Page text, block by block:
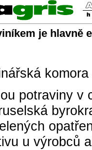
je hlavně
komora
potraviny v
u výrobců